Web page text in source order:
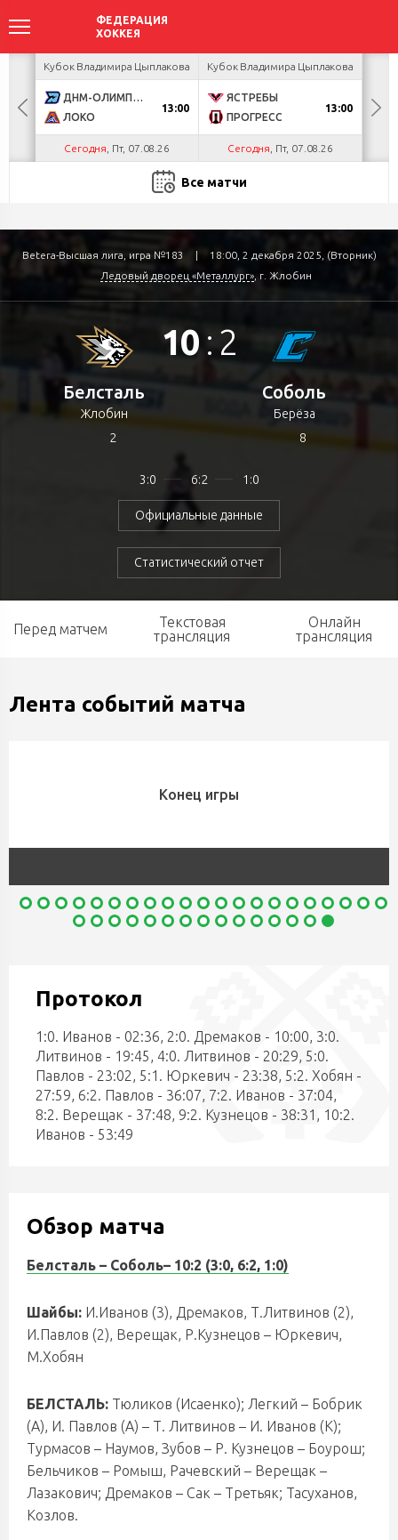
Кубок Владимира Цыплакова
ДНМ-ОЛИМПИК
ЛОКО
13:00
Сегодня , Пт, 07.08.26
Кубок Владимира Цыплакова
ЯСТРЕБЫ
ПРОГРЕСС
13:00
Сегодня , Пт, 07.08.26
Все матчи
Betera-Высшая лига, игра №183 |
18:00, 2 декабря 2025, (Вторник)
Ледовый дворец «Металлург» , г. Жлобин
Белсталь
Жлобин
2
10: 2
3:0 6:2 1:0
Официальные данные
Статистический отчет
Соболь
Берёза
8
Перед матчем
Текстовая
трансляция
Онлайн
трансляция
Лента событий матча
Конец игры
Протокол
1:0. Иванов - 02:36, 2:0. Дремаков - 10:00, 3:0.
Литвинов - 19:45, 4:0. Литвинов - 20:29, 5:0.
Павлов - 23:02, 5:1. Юркевич - 23:38, 5:2. Хобян -
27:59, 6:2. Павлов - 36:07, 7:2. Иванов - 37:04,
8:2. Верещак - 37:48, 9:2. Кузнецов - 38:31, 10:2.
Иванов - 53:49
Обзор матча
Белсталь – Соболь– 10:2 (3:0, 6:2, 1:0)
Шайбы: И.Иванов (3), Дремаков, Т.Литвинов (2),
И.Павлов (2), Верещак, Р.Кузнецов – Юркевич,
М.Хобян
БЕЛСТАЛЬ: Тюликов (Исаенко); Легкий – Бобрик
(А), И. Павлов (А) – Т. Литвинов – И. Иванов (К);
Турмасов – Наумов, Зубов – Р. Кузнецов – Боурош;
Бельчиков – Ромыш, Рачевский – Верещак –
Лазакович; Дремаков – Сак – Третьяк; Тасуханов,
Козлов.